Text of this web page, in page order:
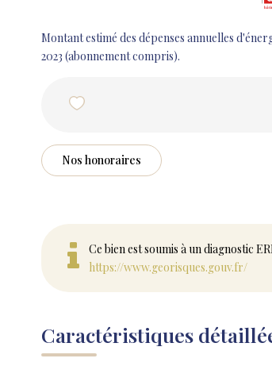
Montant estimé des dépenses annuelles
2023 (abonnement compris).
Nos honoraires
Ce bien est soumis à un diagnostic
https://www.georisques.gouv.fr/
Caractéristiques